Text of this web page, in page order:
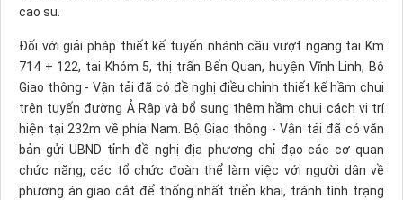
cao su.
Đối với giải pháp thiết kế tuyến nhánh cầu vượt ngang tại Km
714 + 122, tại Khóm 5, thị trấn Bến Quan, huyện Vĩnh Linh, Bộ
Giao thông - Vận tải đã có đề nghị điều chỉnh thiết kế hầm chui
trên tuyến đường Ả Rập và bổ sung thêm hầm chui cách vị trí
hiện tại 232m về phía Nam. Bộ Giao thông - Vận tải đã có văn
bản gửi UBND tỉnh đề nghị địa phương chỉ đạo các cơ quan
chức năng, các tổ chức đoàn thể làm việc với người dân về
phương án giao cắt để thống nhất triển khai, tránh tình trạng